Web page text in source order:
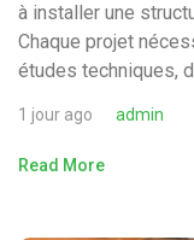
à installer une
Chaque projet
études techniques,
1 jour ago admin
Read More